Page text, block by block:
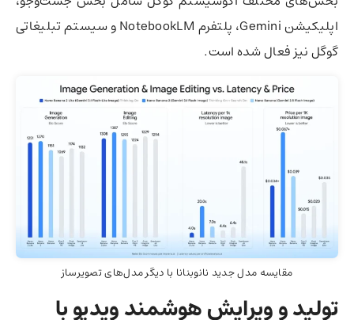
اپلیکیشن Gemini، پلتفرم NotebookLM و سیستم تبلیغاتی
گوگل نیز فعال شده است.
مقایسه مدل جدید نانوبنانا با دیگر مدل‌های تصویرساز
تولید و ویرایش هوشمند ویدیو با